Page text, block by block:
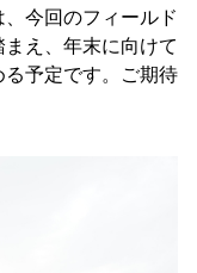
今回のフィールド
え、年末に向けて
予定です。ご期待